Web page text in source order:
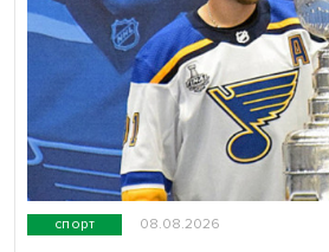
спорт 08.08.2026